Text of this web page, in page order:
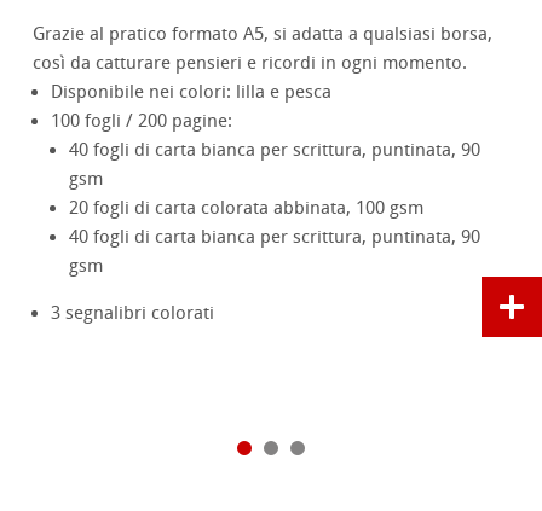
Grazie al pratico formato A5, si adatta a qualsiasi borsa,
così da catturare pensieri e ricordi in ogni momento.
Disponibile nei colori: lilla e pesca
100 fogli / 200 pagine:
40 fogli di carta bianca per scrittura, puntinata, 90
gsm
20 fogli di carta colorata abbinata, 100 gsm
40 fogli di carta bianca per scrittura, puntinata, 90
gsm
3 segnalibri colorati